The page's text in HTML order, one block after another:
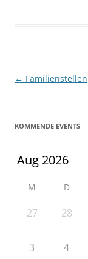
Beitragsnavigation
← Familienstellen
KOMMENDE EVENTS
M D
27 28
3 4